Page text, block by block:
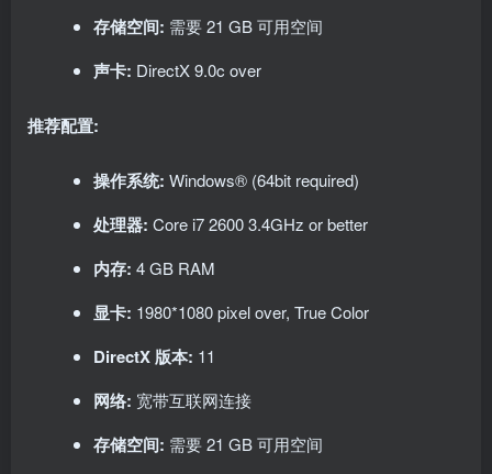
存储空间: 需要 21 GB 可用空间
声卡: DirectX 9.0c over
推荐配置:
操作系统: Windows® (64bit required)
处理器: Core i7 2600 3.4GHz or better
内存: 4 GB RAM
显卡: 1980*1080 pixel over, True Color
DirectX 版本: 11
网络: 宽带互联网连接
存储空间: 需要 21 GB 可用空间